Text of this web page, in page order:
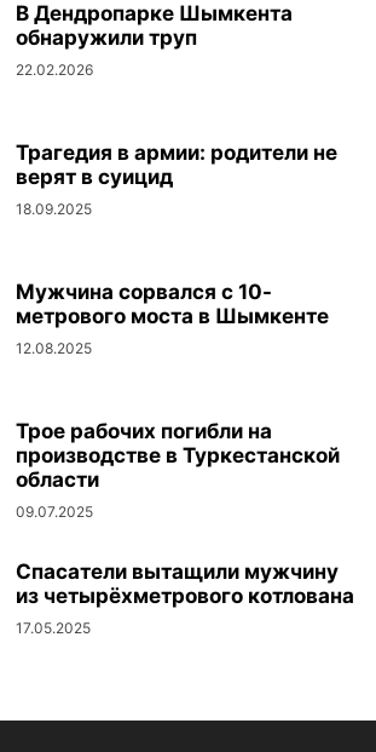
В Дендропарке Шымкента
обнаружили труп
22.02.2026
Трагедия в армии: родители не
верят в суицид
18.09.2025
Мужчина сорвался с 10-
метрового моста в Шымкенте
12.08.2025
Трое рабочих погибли на
производстве в Туркестанской
области
09.07.2025
Спасатели вытащили мужчину
из четырёхметрового котлована
17.05.2025